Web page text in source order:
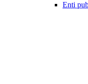
Enti